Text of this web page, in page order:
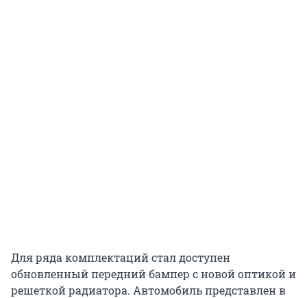
Для ряда комплектаций стал доступен
обновленный передний бампер с новой оптикой и
решеткой радиатора. Автомобиль представлен в